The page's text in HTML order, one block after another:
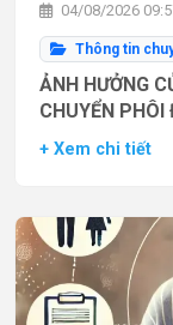
04/08/2026
Thông tin
ẢNH HƯỞNG
CHUYỂN PHÔI
+ Xem chi tiết